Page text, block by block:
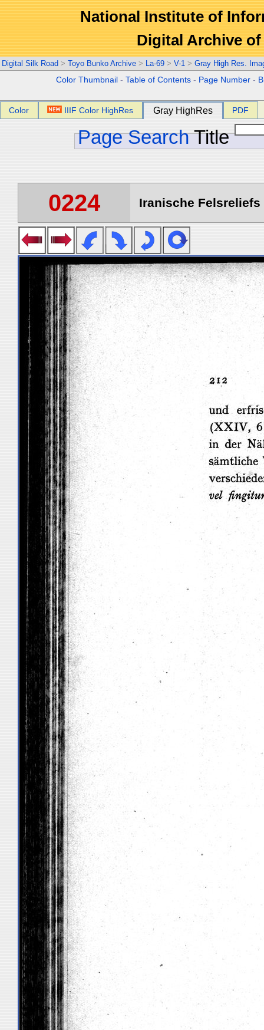
National Institute of
Digital Archive
Digital Silk Road > Toyo Bunko Archive > La-69 > V-1 > Gray High Res.
Color Thumbnail -Table of Contents - Page Number -
Color IIIF Color HighRes Gray HighRes PDF
Page Search Title
0224 Iranische Felsreliefs